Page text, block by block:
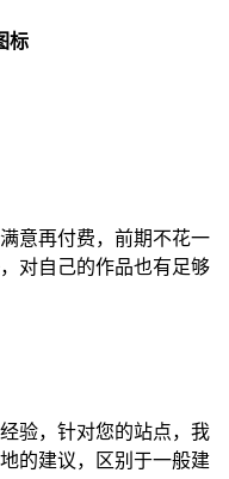
意再付费，前期不花一
对自己的作品也有足够
验，针对您的站点，我
的建议，区别于一般建